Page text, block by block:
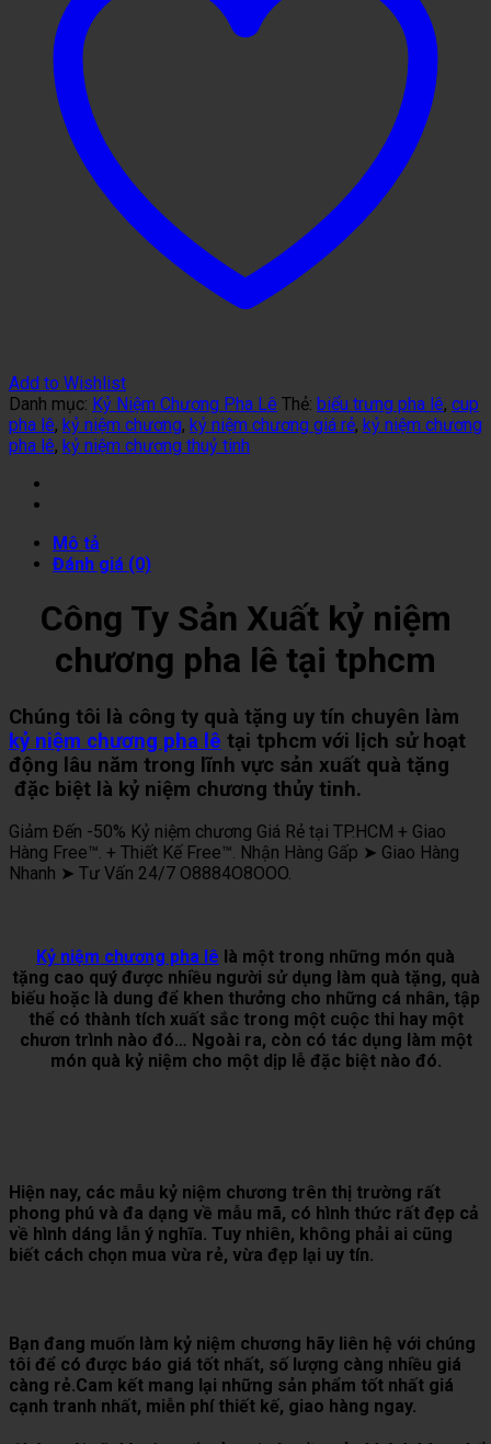
Add to Wishlist
Danh mục: Kỷ Niệm Chương Pha Lê Thẻ: biểu trưng pha lê, cup
pha lê, kỷ niệm chương, kỷ niệm chương giá rẻ, kỷ niệm chương
pha lê, kỷ niệm chương thuỷ tinh
Mô tả
Đánh giá (0)
Công Ty Sản Xuất kỷ niệm
chương pha lê tại tphcm
Chúng tôi là công ty quà tặng uy tín chuyên làm
kỷ niệm chương pha lê tại tphcm với lịch sử hoạt
động lâu năm trong lĩnh vực sản xuất quà tặng
đặc biệt là kỷ niệm chương thủy tinh.
Giảm Đến -50% Kỷ niệm chương Giá Rẻ tại TP.HCM + Giao
Hàng Free™. + Thiết Kế Free™. Nhận Hàng Gấp ➤ Giao Hàng
Nhanh ➤ Tư Vấn 24/7 O8884O8OOO.
Kỷ niệm chương pha lê là một trong những món quà
tặng cao quý được nhiều người sử dụng làm quà tặng, quà
biếu hoặc là dung để khen thưởng cho những cá nhân, tập
thể có thành tích xuất sắc trong một cuộc thi hay một
chươn trình nào đó… Ngoài ra, còn có tác dụng làm một
món quà kỷ niệm cho một dịp lễ đặc biệt nào đó.
Hiện nay, các mẫu kỷ niệm chương trên thị trường rất
phong phú và đa dạng về mẫu mã, có hình thức rất đẹp cả
về hình dáng lẫn ý nghĩa. Tuy nhiên, không phải ai cũng
biết cách chọn mua vừa rẻ, vừa đẹp lại uy tín.
Bạn đang muốn làm kỷ niệm chương hãy liên hệ với chúng
tôi để có được báo giá tốt nhất, số lượng càng nhiều giá
càng rẻ.Cam kết mang lại những sản phẩm tốt nhất giá
cạnh tranh nhất, miễn phí thiết kế, giao hàng ngay.